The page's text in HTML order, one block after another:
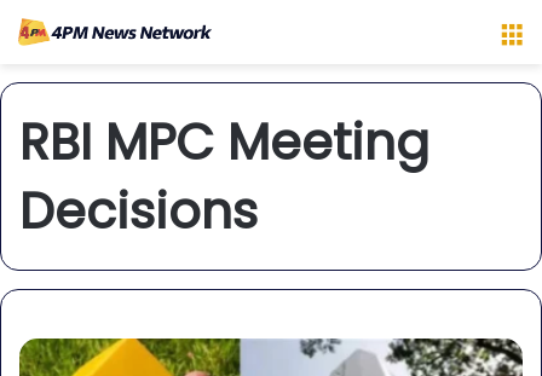
RBI MPC Meeting
Decisions